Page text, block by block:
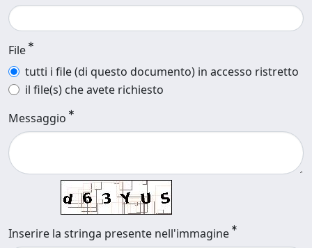
File
tutti i file (di questo documento) in accesso ristretto
il file(s) che avete richiesto
Messaggio
Inserire la stringa presente nell'immagine